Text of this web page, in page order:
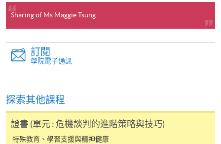
表可向報名中心或有關課程負責人索取。填妥申請
表格後，請連同報名費/學費以及所需證明文件親
往報名中心或以郵遞方式遞交。
報讀同一學歷頒授課程內其他單元
Sharing of Ms Maggie Tsung
訂閱
學院電子通訊
探索其他課程
證書 (單元 : 危機談判的進階策略與技巧)
特殊教育、學習支援與精神健康